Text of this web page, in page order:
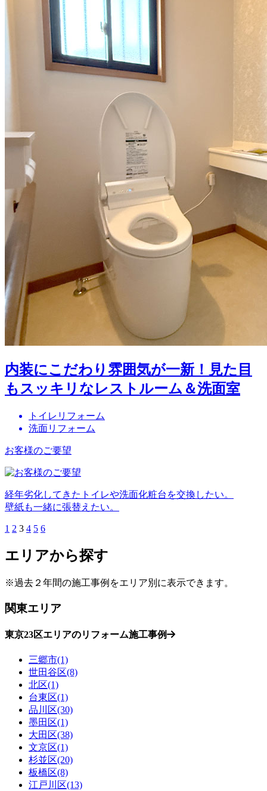
内装にこだわり雰囲気が一新！見た目
もスッキリなレストルーム＆洗面室
トイレリフォーム
洗面リフォーム
お客様のご要望
経年劣化してきたトイレや洗面化粧台を交換したい。
壁紙も一緒に張替えたい。
1 2 3 4 5 6
エリアから探す
※過去２年間の施工事例をエリア別に表示できます。
関東エリア
東京23区エリアのリフォーム施工事例
三郷市(1)
世田谷区(8)
北区(1)
台東区(1)
品川区(30)
墨田区(1)
大田区(38)
文京区(1)
杉並区(20)
板橋区(8)
江戸川区(13)